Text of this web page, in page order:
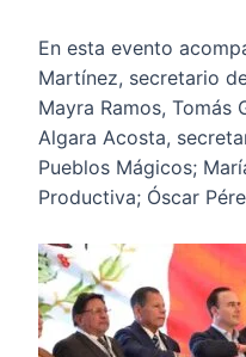
En esta evento
Martínez, secretario
Mayra Ramos, Tomás
Algara Acosta,
Pueblos Mágicos;
Productiva; Óscar